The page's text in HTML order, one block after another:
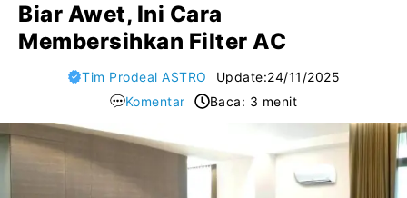
Biar Awet, Ini Cara
Membersihkan Filter AC
Tim Prodeal ASTRO Update:24/11/2025
Komentar
Baca: 3 menit